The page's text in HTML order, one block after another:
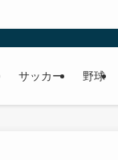
サッカー 野球